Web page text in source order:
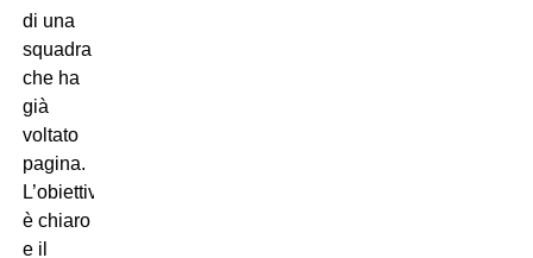
di una
squadra
che ha
già
voltato
pagina.
L’obiettivo
è chiaro
e il